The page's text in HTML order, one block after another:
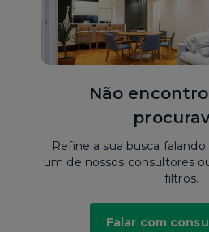
Não
Refine a sua busca
um de nossos consultores
filtros.
Falar com